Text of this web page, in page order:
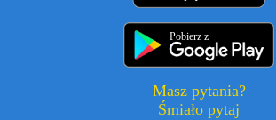
Pobierz z
Masz pytania?
Śmiało pytaj